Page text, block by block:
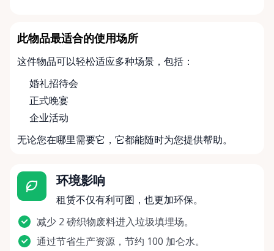
此物品最适合的使用场所
这件物品可以轻松适应多种场景，包括：
婚礼招待会
正式晚宴
企业活动
无论您在哪里需要它，它都能随时为您提供帮助。
环境影响
租赁不仅有利可图，也更加环保。
减少 2 磅织物废料进入垃圾填埋场。
通过节省生产资源，节约 100 加仑水。